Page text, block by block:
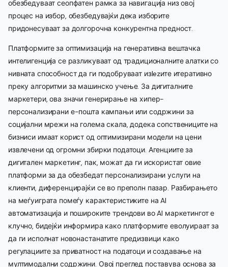
обезбедуваат сеопфатен рамка за навигација низ овој
процес на избор, обезбедувајќи дека изборите
придонесуваат за долгорочна конкурентна предност.
Платформите за оптимизација на генеративна вештачка
интелигенција се разликуваат од традиционалните алатки со
нивната способност да ги подобруваат изlezите итеративно
преку алгоритми за машинско учење. За дигиталните
маркетери, ова значи генерирање на хипер-
персонализирани е-пошта кампањи или содржини за
социјални мрежи на голема скала, додека сопствениците на
бизниси имаат корист од оптимизирани модели на цени
извлечени од огромни збирки податоци. Агенциите за
дигитален маркетинг, пак, можат да ги искористат овие
платформи за да обезбедат персонализирани услуги на
клиенти, диференцирајќи се во преполн пазар. Разбирањето
на меѓуиграта помеѓу карактеристиките на AI
автоматизација и пошироките трендови во AI маркетингот е
клучно, бидејќи информира како платформите еволуираат за
да ги исполнат новонастанатите предизвици како
регулациите за приватност на податоци и создавање на
мултимодални содржини. Овој преглед поставува основа за